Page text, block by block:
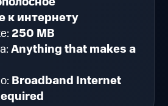
к интернету
250 MB
Anything that makes a
Broadband Internet